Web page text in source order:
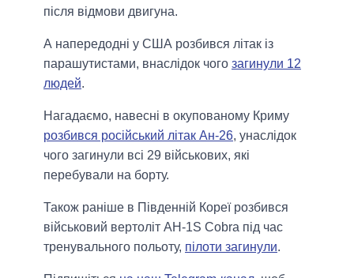
після відмови двигуна.
А напередодні у США розбився літак із
парашутистами, внаслідок чого загинули 12
людей.
Нагадаємо, навесні в окупованому Криму
розбився російський літак Ан-26, унаслідок
чого загинули всі 29 військових, які
перебували на борту.
Також раніше в Південній Кореї розбився
військовий вертоліт AH-1S Cobra під час
тренувального польоту, пілоти загинули.